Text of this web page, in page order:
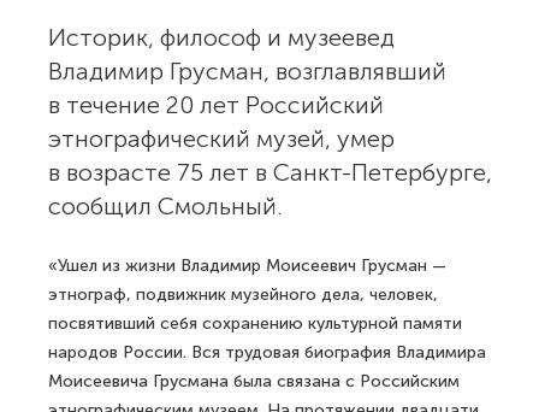
Историк, философ и музеевед
Владимир Грусман, возглавлявший
в течение 20 лет Российский
этнографический музей, умер
в возрасте 75 лет в Санкт-Петербурге,
сообщил Смольный.
«Ушел из жизни Владимир Моисеевич Грусман —
этнограф, подвижник музейного дела, человек,
посвятивший себя сохранению культурной памяти
народов России. Вся трудовая биография Владимира
Моисеевича Грусмана была связана с Российским